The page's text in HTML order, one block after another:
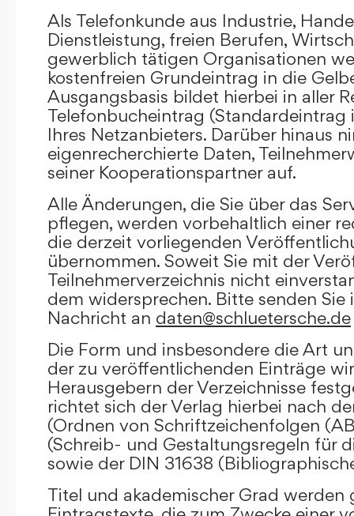
Als Telefonkunde aus Industrie,
Dienstleistung, freien Berufen,
gewerblich tätigen Organisationen
kostenfreien Grundeintrag in die
Ausgangsbasis bildet hierbei in aller
Telefonbucheintrag (Standardeintrag
Ihres Netzanbieters. Darüber hinaus
eigenrecherchierte Daten,
seiner Kooperationspartner auf.
Alle Änderungen, die Sie über das
pflegen, werden vorbehaltlich einer
die derzeit vorliegenden
übernommen. Soweit Sie mit der
Teilnehmerverzeichnis nicht
dem widersprechen. Bitte senden Sie
Nachricht an daten@schluetersche.de
Die Form und insbesondere die Art
der zu veröffentlichenden Einträge
Herausgebern der Verzeichnisse
richtet sich der Verlag hierbei nach
(Ordnen von Schriftzeichenfolgen
(Schreib- und Gestaltungsregeln für
sowie der DIN 31638
Titel und akademischer Grad werden